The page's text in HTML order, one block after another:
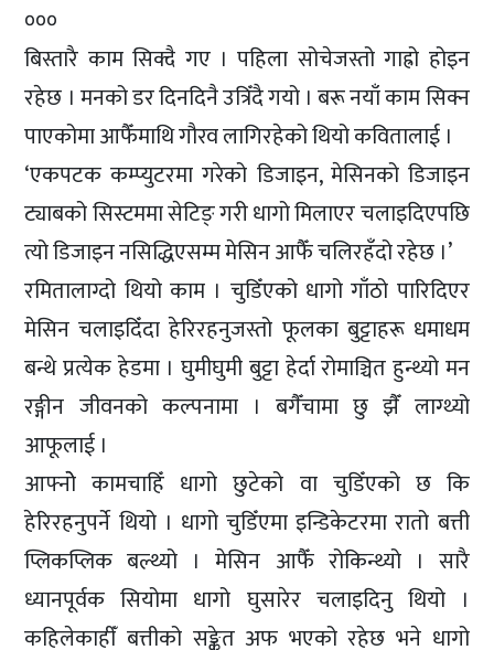
०००
बिस्तारै काम सिक्दै गए । पहिला सोचेजस्तो गाह्रो होइन
रहेछ । मनको डर दिनदिनै उत्रिँदै गयो । बरू नयाँ काम सिक्न
पाएकोमा आफैँमाथि गौरव लागिरहेको थियो कवितालाई ।
‘एकपटक कम्प्युटरमा गरेको डिजाइन, मेसिनको डिजाइन
ट्याबको सिस्टममा सेटिङ् गरी धागो मिलाएर चलाइदिएपछि
त्यो डिजाइन नसिद्धिएसम्म मेसिन आफैँ चलिरहँदो रहेछ ।’
रमितालाग्दो थियो काम । चुडिँएको धागो गाँठो पारिदिएर
मेसिन चलाइदिँदा हेरिरहनुजस्तो फूलका बुट्टाहरू धमाधम
बन्थे प्रत्येक हेडमा । घुमीघुमी बुट्टा हेर्दा रोमाञ्चित हुन्थ्यो मन
रङ्गीन जीवनको कल्पनामा । बगैँचामा छु झैँ लाग्थ्यो
आफूलाई ।
आफ्नोे कामचाहिँ धागो छुटेको वा चुडिँएको छ कि
हेरिरहनुपर्ने थियो । धागो चुडिँएमा इन्डिकेटरमा रातो बत्ती
प्लिकप्लिक बल्थ्यो । मेसिन आफैँ रोकिन्थ्यो । सारै
ध्यानपूर्वक सियोमा धागो घुसारेर चलाइदिनु थियो ।
कहिलेकाहीँ बत्तीको सङ्केत अफ भएको रहेछ भने धागो